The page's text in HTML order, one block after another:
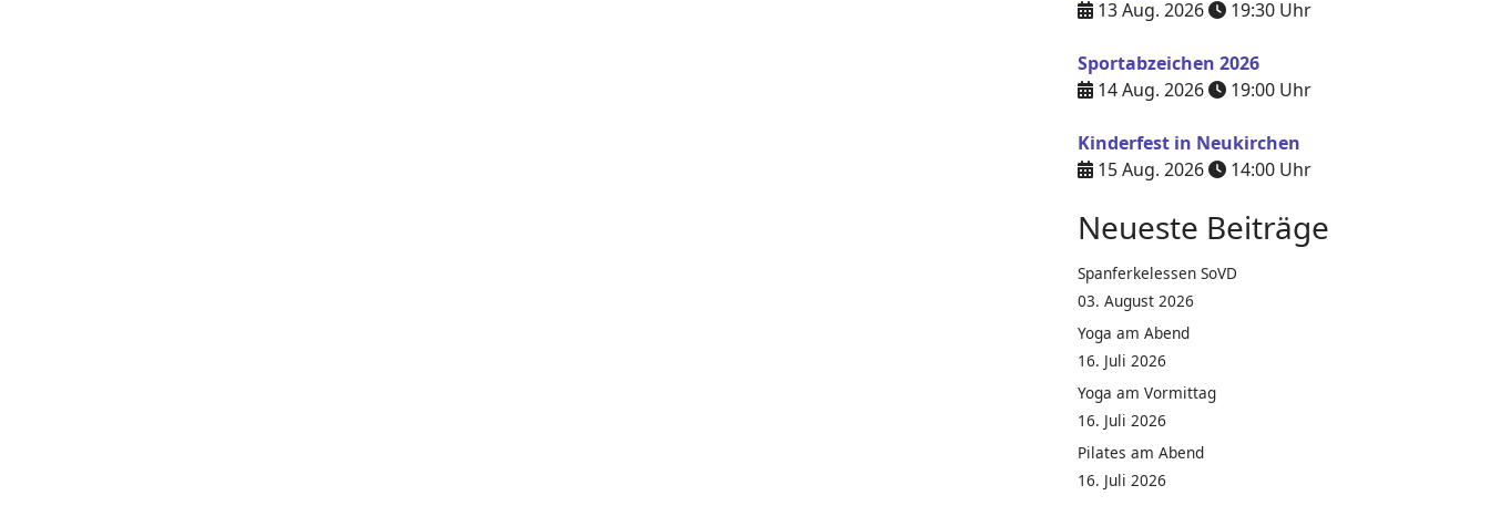
13 Aug. 2026
19:30 Uhr
Sportabzeichen 2026
14 Aug. 2026
19:00 Uhr
Kinderfest in Neukirchen
15 Aug. 2026
14:00 Uhr
Neueste Beiträge
Spanferkelessen SoVD
03. August 2026
Yoga am Abend
16. Juli 2026
Yoga am Vormittag
16. Juli 2026
Pilates am Abend
16. Juli 2026